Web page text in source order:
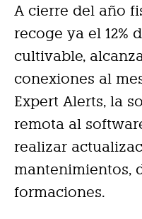
A cierre del año
recoge ya el 12%
cultivable,
conexiones al
Expert Alerts, la
remota al
realizar
mantenimientos,
formaciones.